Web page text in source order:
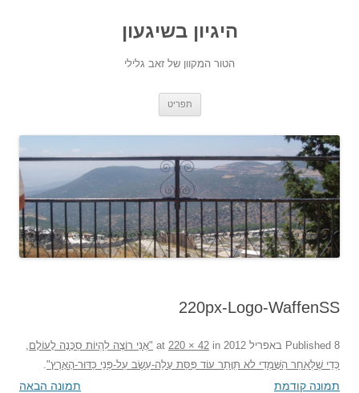
היגיון בשיגעון
הטור המקוון של זאב גלילי
תפריט
220px-Logo-WaffenSS
Published 8 באפריל 2012 220 × 42 in
"אֲנִי רוֹצֶה לִהְיוֹת סַכָּנָה לָעוֹלָם,
כְּדֵי שֶׁלְּאַחַר הִשָּׁמְדִי לא תִּוָּתֵר עוֹד פִּסַּת עָלֵה-עֵשֶׂב עַל-פְּנֵי כַּדּוּר-הָאָרֶץ"
תמונה קודמת תמונה הבאה